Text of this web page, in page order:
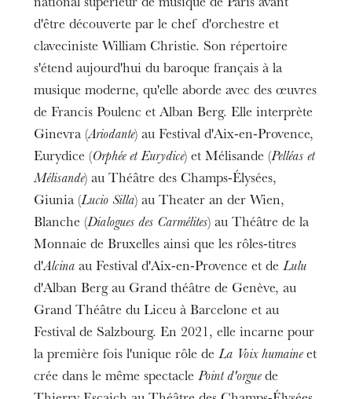
national supérieur de musique de Paris avant
d'être découverte par le chef d'orchestre et
claveciniste William Christie. Son répertoire
s'étend aujourd'hui du baroque français à la
musique moderne, qu'elle aborde avec des œuvres
de Francis Poulenc et Alban Berg. Elle interprète
Ginevra (Ariodante) au Festival d'Aix-en-Provence,
Eurydice (Orphée et Eurydice) et Mélisande (Pelléas et
Mélisande) au Théâtre des Champs-Élysées,
Giunia (Lucio Silla) au Theater an der Wien,
Blanche (Dialogues des Carmélites) au Théâtre de la
Monnaie de Bruxelles ainsi que les rôles-titres
d'Alcina au Festival d'Aix-en-Provence et deLulu
d'Alban Berg au Grand théâtre de Genève, au
Grand Théâtre du Liceu à Barcelone et au
Festival de Salzbourg. En 2021, elle incarne pour
la première fois l'unique rôle deLa Voix humaineet
crée dans le même spectaclePoint d'orguede